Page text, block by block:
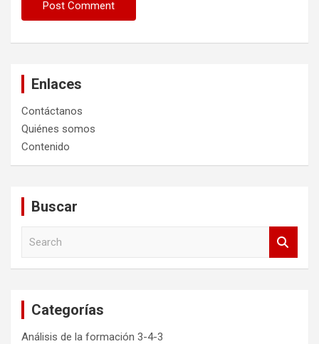
Enlaces
Contáctanos
Quiénes somos
Contenido
Buscar
Categorías
Análisis de la formación 3-4-3